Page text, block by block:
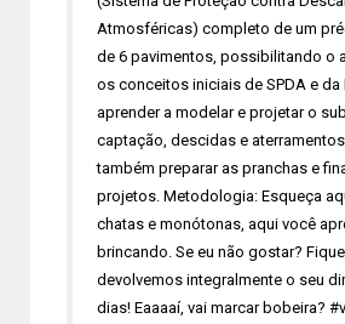
Atmosféricas) completo de um
de 6 pavimentos, possibilitando o
os conceitos iniciais de SPDA e da
aprender a modelar e projetar o
captação, descidas e
também preparar as pranchas e
projetos. Metodologia: Esqueça
chatas e monótonas, aqui você
brincando. Se eu não gostar?
devolvemos integralmente o seu
dias! Eaaaaí, vai marcar bobeira?